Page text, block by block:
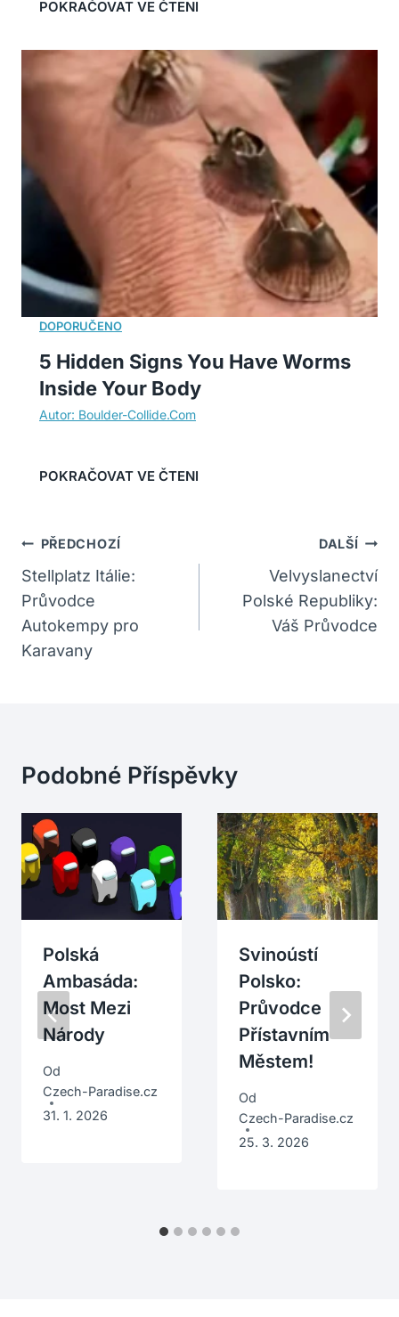
5 Hidden Signs You Have Worms
Inside Your Body
Navigace
Pro
Příspěvek
PŘEDCHOZÍ
Stellplatz Itálie:
Průvodce
Autokempy pro
Karavany
DALŠÍ
Velvyslanectví
Polské Republiky:
Váš Průvodce
Podobné Příspěvky
Polská
Ambasáda:
Most Mezi
Národy
Od
Czech-Paradise.cz
31. 1. 2026
Svinoústí
Polsko:
Průvodce
Přístavním
Městem!
Od
Czech-Paradise.cz
25. 3. 2026